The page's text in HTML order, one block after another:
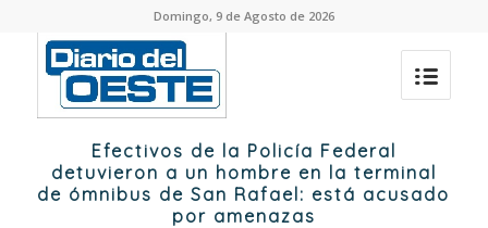
Domingo, 9 de Agosto de 2026
Efectivos de la Policía Federal
detuvieron a un hombre en la terminal
de ómnibus de San Rafael: está acusado
por amenazas